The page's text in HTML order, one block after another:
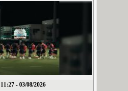
03/08/2026 - 11:27 ص